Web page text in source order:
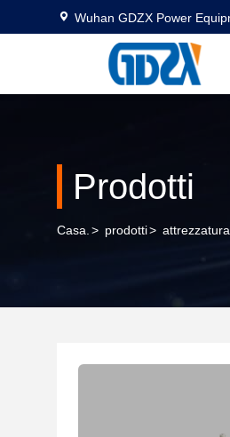
Wuhan GDZX Power
Prodotti
Casa. > prodotti>